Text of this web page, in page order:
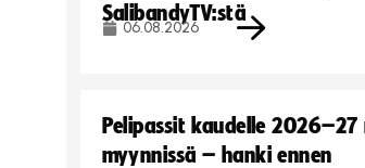
SalibandyTV:stä
06.08.2026
Pelipassit kaudelle
myynnissä – hanki ennen